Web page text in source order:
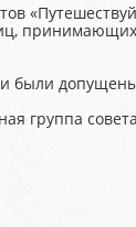
принимающих
были
группа